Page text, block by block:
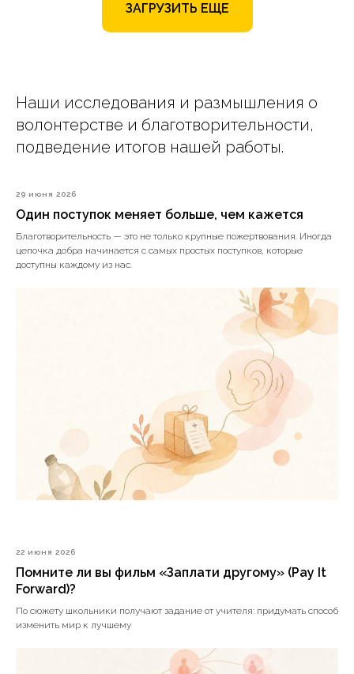
ЗАГРУЗИТЬ ЕЩЕ
Наши исследования и размышления о
волонтерстве и благотворительности,
подведение итогов нашей работы.
29 июня 2026
Один поступок меняет больше, чем кажется
Благотворительность — это не только крупные пожертвования. Иногда
цепочка добра начинается с самых простых поступков, которые
доступны каждому из нас.
22 июня 2026
Помните ли вы фильм «Заплати другому» (Pay It
Forward)?
По сюжету школьники получают задание от учителя: придумать способ
изменить мир к лучшему